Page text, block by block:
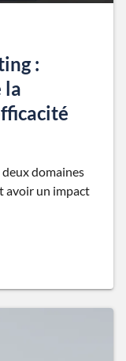
:
la
domaines
avoir un impact